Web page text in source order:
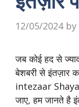
12/05/2024 by
जब कोई हद से
बेशबरी से इंतज़ार
intezaar
जाए, हम जानते है